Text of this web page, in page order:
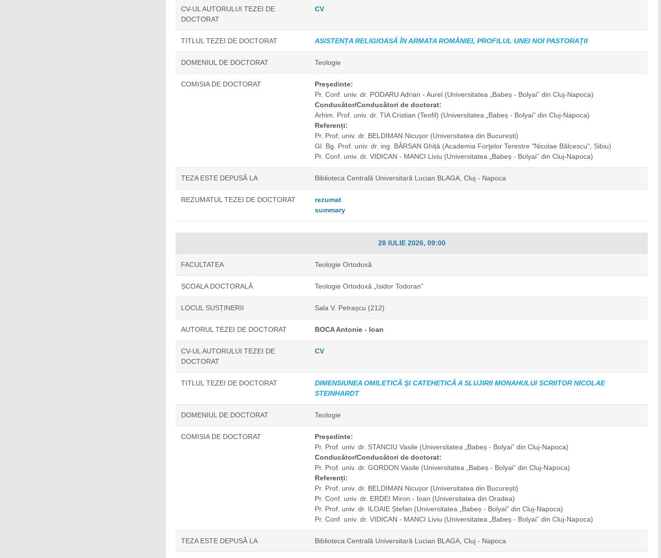
CV-UL AUTORULUI TEZEI DE
DOCTORAT
CV
TITLUL TEZEI DE DOCTORAT ASISTENȚA RELIGIOASĂ ÎN ARMATA ROMÂNIEI, PROFILUL UNEI NOI PASTORAȚII
DOMENIUL DE DOCTORAT Teologie
COMISIA DE DOCTORAT
Președinte:
Pr. Conf. univ. dr. PODARU Adrian - Aurel (Universitatea „Babeș - Bolyai” din Cluj-Napoca)
Conducător/Conducători de doctorat:
Arhim. Prof. univ. dr. TIA Cristian (Teofil) (Universitatea „Babeș - Bolyai” din Cluj-Napoca)
Referenți:
Pr. Prof. univ. dr. BELDIMAN Nicușor (Universitatea din București)
Gl. Bg. Prof. univ. dr. ing. BÂRSAN Ghiță (Academia Forţelor Terestre "Nicolae Bălcescu", Sibiu)
Pr. Conf. univ. dr. VIDICAN - MANCI Liviu (Universitatea „Babeș - Bolyai” din Cluj-Napoca)
TEZA ESTE DEPUSĂ LA Biblioteca Centrală Universitară Lucian BLAGA, Cluj - Napoca
REZUMATUL TEZEI DE DOCTORAT
rezumat
summary
28 IULIE 2026, 09:00
FACULTATEA Teologie Ortodoxă
ȘCOALA DOCTORALĂ Teologie Ortodoxă „Isidor Todoran”
LOCUL SUSȚINERII Sala V. Petrașcu (212)
AUTORUL TEZEI DE DOCTORAT BOCA Antonie - Ioan
CV-UL AUTORULUI TEZEI DE
DOCTORAT
CV
TITLUL TEZEI DE DOCTORAT
DIMENSIUNEA OMILETICĂ ŞI CATEHETICĂ A SLUJIRII MONAHULUI SCRIITOR NICOLAE
STEINHARDT
DOMENIUL DE DOCTORAT Teologie
COMISIA DE DOCTORAT
Președinte:
Pr. Prof. univ. dr. STANCIU Vasile (Universitatea „Babeș - Bolyai” din Cluj-Napoca)
Conducător/Conducători de doctorat:
Pr. Prof. univ. dr. GORDON Vasile (Universitatea „Babeș - Bolyai” din Cluj-Napoca)
Referenți:
Pr. Prof. univ. dr. BELDIMAN Nicușor (Universitatea din București)
Pr. Conf. univ. dr. ERDEI Miron - Ioan (Universitatea din Oradea)
Pr. Prof. univ. dr. ILOAIE Ștefan (Universitatea „Babeș - Bolyai” din Cluj-Napoca)
Pr. Conf. univ. dr. VIDICAN - MANCI Liviu (Universitatea „Babeș - Bolyai” din Cluj-Napoca)
TEZA ESTE DEPUSĂ LA Biblioteca Centrală Universitară Lucian BLAGA, Cluj - Napoca